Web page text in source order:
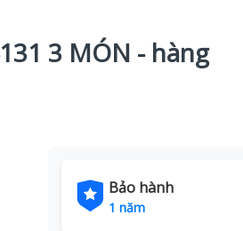
3 MÓN - hàng
Bảo hành
1 năm